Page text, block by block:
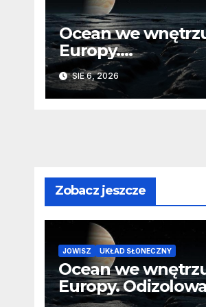
Ocean we
Europy.
Odizolowani przez
lodową barierę
SIE 6, 2026
Zobacz jeszcze
JOWISZ UKŁAD SŁONECZNY
Ocean we
Europy.